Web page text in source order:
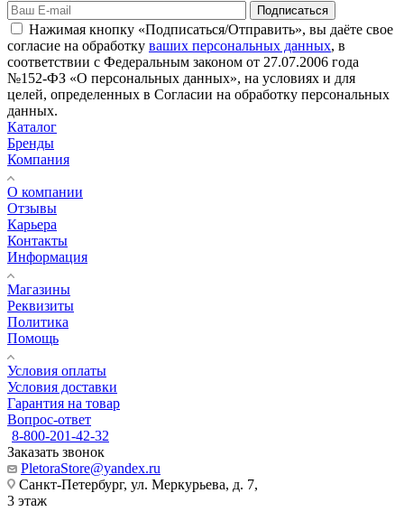
Подписаться
Нажимая кнопку «Подписаться/Отправить», вы даёте свое
согласие на обработку ваших персональных данных, в
соответствии с Федеральным законом от 27.07.2006 года
№152-ФЗ «О персональных данных», на условиях и для
целей, определенных в Согласии на обработку персональных
данных.
Каталог
Бренды
Компания
О компании
Отзывы
Карьера
Контакты
Информация
Магазины
Реквизиты
Политика
Помощь
Условия оплаты
Условия доставки
Гарантия на товар
Вопрос-ответ
8-800-201-42-32
Заказать звонок
PletoraStore@yandex.ru
Санкт-Петербург, ул. Меркурьева, д. 7,
3 этаж